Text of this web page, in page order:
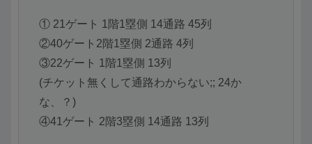
① 21ゲート 1階1塁側 14通路 45列
②40ゲート2階1塁側 2通路 4列
③22ゲート 1階1塁側 13列
(チケット無くして通路わからない;; 24か
な、？)
④41ゲート 2階3塁側 14通路 13列